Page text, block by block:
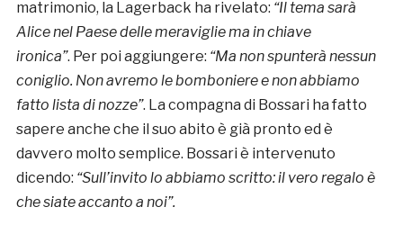
matrimonio, la Lagerback ha rivelato: “Il tema sarà
Alice nel Paese delle meraviglie ma in chiave
ironica”. Per poi aggiungere: “Ma non spunterà nessun
coniglio. Non avremo le bomboniere e non abbiamo
fatto lista di nozze”. La compagna di Bossari ha fatto
sapere anche che il suo abito è già pronto ed è
davvero molto semplice. Bossari è intervenuto
dicendo: “Sull’invito lo abbiamo scritto: il vero regalo è
che siate accanto a noi”.